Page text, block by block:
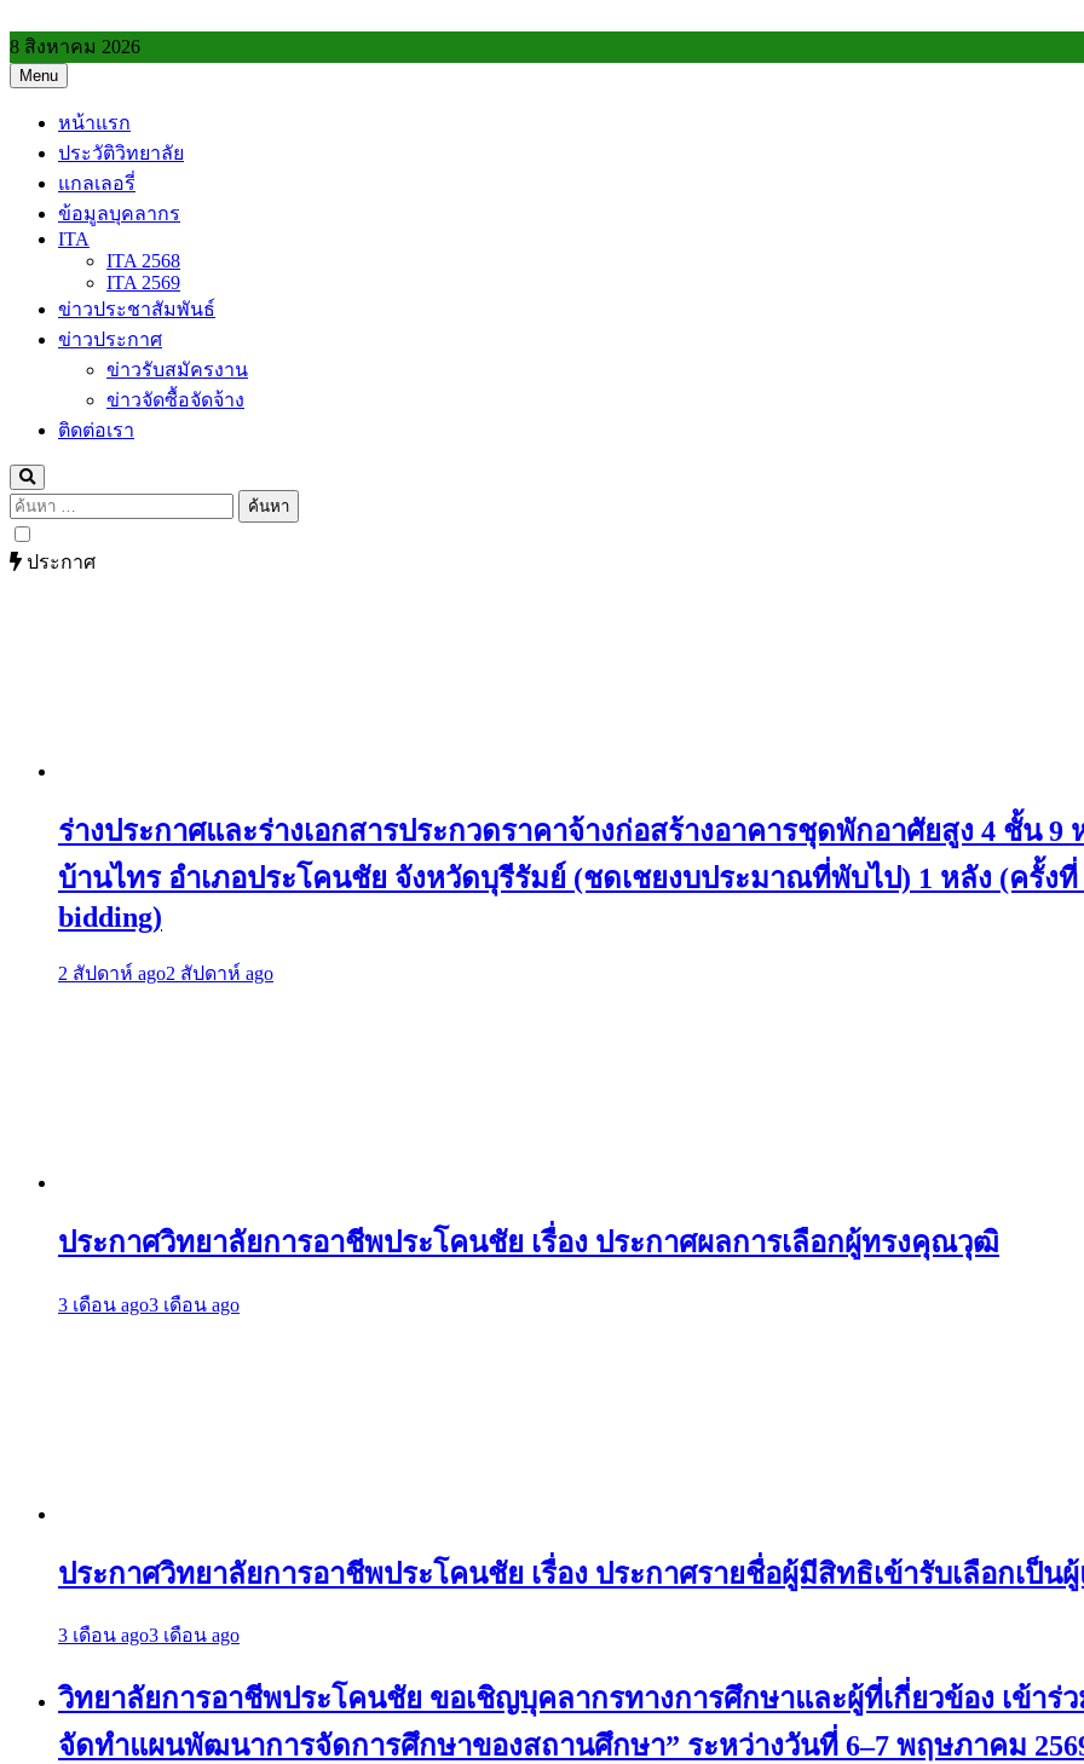
to
content
8 สิงหาคม 2026
Menu
หน้าแรก
ประวัติวิทยาลัย
แกลเลอรี่
ข้อมูลบุคลากร
ITA
ITA 2568
ITA 2569
ข่าวประชาสัมพันธ์
ข่าวประกาศ
ข่าวรับสมัครงาน
ข่าวจัดซื้อจัดจ้าง
ติดต่อเรา
ค้นหา
สำหรับ:
ประกาศ
ร่างประกาศและร่างเอกสารประกวดราคาจ้างก่อสร้างอาคารชุดพักอาศัยสูง 4 ชั้น
บ้านไทร อำเภอประโคนชัย จังหวัดบุรีรัมย์ (ชดเชยงบประมาณที่พับไป) 1 หลัง (ครั้ง
bidding)
2 สัปดาห์ ago2 สัปดาห์ ago
ประกาศวิทยาลัยการอาชีพประโคนชัย เรื่อง ประกาศผลการเลือกผู้ทรงคุณวุฒิ
3 เดือน ago3 เดือน ago
ประกาศวิทยาลัยการอาชีพประโคนชัย เรื่อง ประกาศรายชื่อผู้มีสิทธิเข้ารับเลือกเป็
3 เดือน ago3 เดือน ago
วิทยาลัยการอาชีพประโคนชัย ขอเชิญบุคลากรทางการศึกษาและผู้ที่เกี่ยวข้อง เข้าร่ว
จัดทำแผนพัฒนาการจัดการศึกษาของสถานศึกษา” ระหว่างวันที่ 6–7 พฤษภาคม